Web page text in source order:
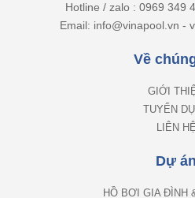
Hotline / zalo : 0969 349
Email: info@vinapool.vn -
Về
GIỚI
TUYỂN
LIÊN HỆ
Dự án
HỒ BƠI GIA ĐÌNH